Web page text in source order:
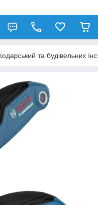
та будівельних